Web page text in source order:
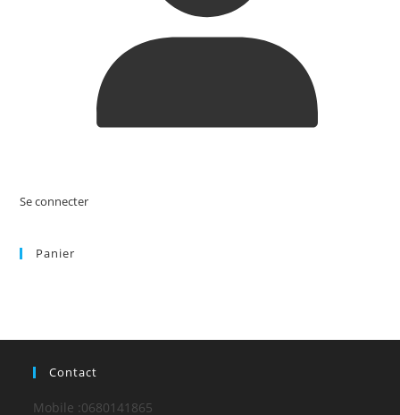
Se connecter
Panier
Contact
Mobile :0680141865